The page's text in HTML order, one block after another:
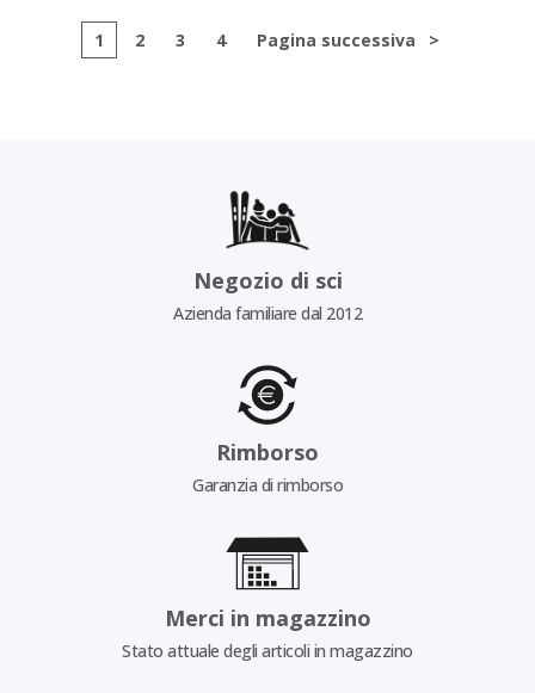
1 2 3 4 Pagina successiva >
Negozio di sci
Azienda familiare dal 2012
Rimborso
Garanzia di rimborso
Merci in magazzino
Stato attuale degli articoli in magazzino